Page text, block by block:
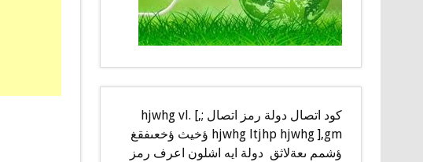
كود اتصال دولة رمز اتصال ;,] hjwhg vl.
hjwhg ltjhp hjwhg ],gm ؤخيث ؤخعىفقغ
ؤشمم ىعةلاثق دولة ايه اشلون اعرف رمز